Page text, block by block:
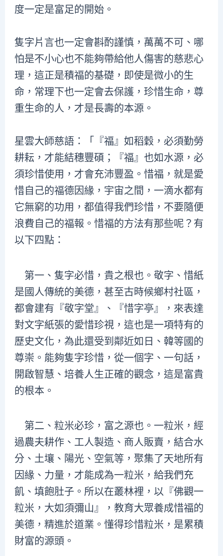
度一定是富足的開始。
隻字片言也一定會斟酌謹慎，萬萬不可、哪
怕是不小心也不能夠帶給他人傷害的慈悲心
理，這正是積福的基礎，即使是微小的生
命，常理下也一定會去保護，珍惜生命，尊
重生命的人，才是長壽的本源。
星雲大師慈語：「『福』如稻穀，必須勤勞
耕耘，才能結穗豐碩；『福』也如水源，必
須珍惜使用，才會充沛豐盈。惜福，就是愛
惜自己的福德因緣，宇宙之間，一滴水都有
它無窮的功用，都值得我們珍惜，不要隨便
浪費自己的福報。惜福的方法有那些呢？有
以下四點：
第一、隻字必惜，貴之根也。敬字、惜紙
是國人傳統的美德，甚至古時候鄉村社區，
都會建有『敬字堂』、『惜字亭』，來表達
對文字紙張的愛惜珍視，這也是一項特有的
歷史文化，為此還受到鄰近如日、韓等國的
尊崇。能夠隻字珍惜，從一個字、一句話，
開啟智慧、培養人生正確的觀念，這是富貴
的根本。
第二、粒米必珍，富之源也。一粒米，經
過農夫耕作、工人製造、商人販賣，結合水
分、土壤、陽光、空氣等，聚集了天地所有
因緣、力量，才能成為一粒米，給我們充
飢、填飽肚子。所以在叢林裡，以『佛觀一
粒米，大如須彌山』，教育大眾養成惜福的
美德，精進於道業。懂得珍惜粒米，是累積
財富的源頭。